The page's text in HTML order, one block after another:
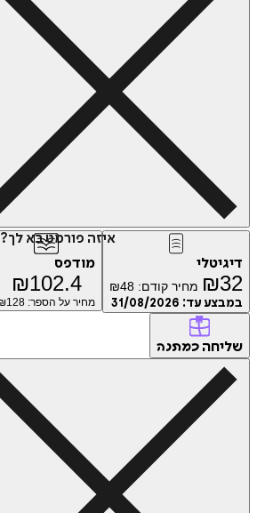
איזה פורמט בא לך?
דיגיטלי
₪32 מחיר קודם: ₪48
במבצע עד: 31/08/2026
מודפס
₪102.4
מחיר על הספר: ₪ 128
שליחה כמתנה